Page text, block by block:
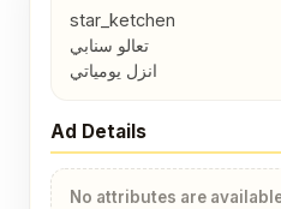
star_ketchen
تعالو سنابي
انزل يومياتي
Ad Details
No attributes are